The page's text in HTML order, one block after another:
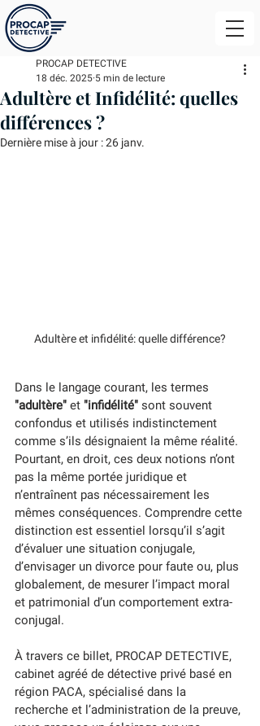
Adultère et Infidélité: quelles
différences ?
PROCAP DETECTIVE
18 déc. 2025 5 min de lecture
Dernière mise à jour :26 janv.
Adultère et infidélité: quelle différence?
Dans le langage courant, les termes
"adultère" et "infidélité" sont souvent
confondus et utilisés indistinctement
comme s’ils désignaient la même réalité.
Pourtant, en droit, ces deux notions n’ont
pas la même portée juridique et
n’entraînent pas nécessairement les
mêmes conséquences. Comprendre cette
distinction est essentiel lorsqu’il s’agit
d’évaluer une situation conjugale,
d’envisager un divorce pour faute ou, plus
globalement, de mesurer l’impact moral
et patrimonial d’un comportement extra-
conjugal.
À travers ce billet, PROCAP DETECTIVE,
cabinet agréé de détective privé basé en
région PACA, spécialisé dans la
recherche et l’administration de la preuve,